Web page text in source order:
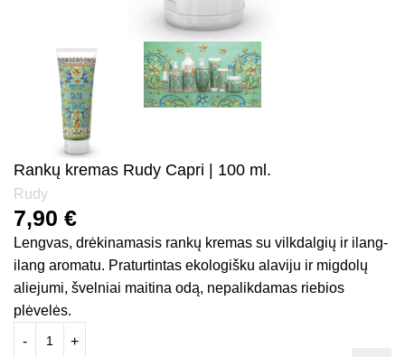
Rankų kremas Rudy Capri | 100 ml.
Rudy
7,90 €
Lengvas, drėkinamasis rankų kremas su vilkdalgių ir ilang-
ilang aromatu. Praturtintas ekologišku alaviju ir migdolų
aliejumi, švelniai maitina odą, nepalikdamas riebios
plėvelės.